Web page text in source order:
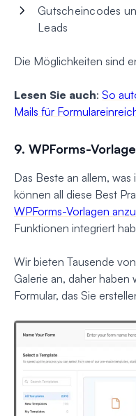
Gutscheincodes
Leads
Die Möglichkeiten sind
Lesen Sie auch: So
Mails für
9. WPForms-
Das Beste an allem,
können all diese Best
WPForms-Vorlagen
Funktionen integriert
Wir bieten Tausende
Galerie an, daher haben
Formular, das Sie